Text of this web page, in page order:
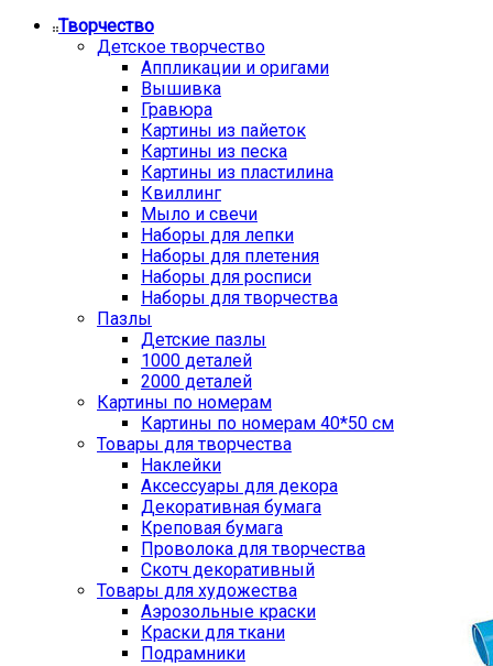
Творчество
Детское творчество
Аппликации и оригами
Вышивка
Гравюра
Картины из пайеток
Картины из песка
Картины из пластилина
Квиллинг
Мыло и свечи
Наборы для лепки
Наборы для плетения
Наборы для росписи
Наборы для творчества
Пазлы
Детские пазлы
1000 деталей
2000 деталей
Картины по номерам
Картины по номерам 40*50 см
Товары для творчества
Наклейки
Аксессуары для декора
Декоративная бумага
Креповая бумага
Проволока для творчества
Скотч декоративный
Товары для художества
Аэрозольные краски
Краски для ткани
Подрамники